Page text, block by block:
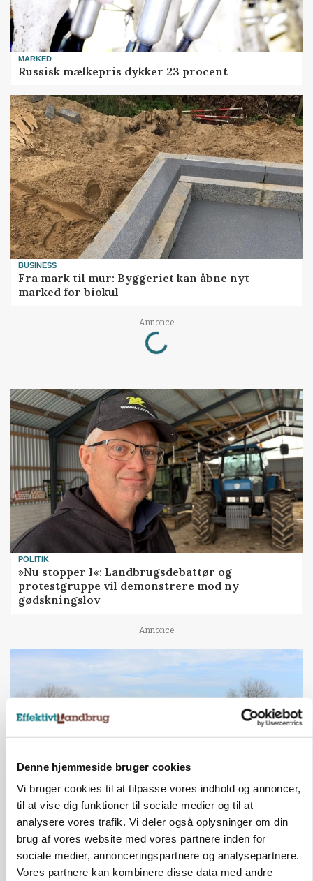
Denne hjemmeside bruger cookies
Vi bruger cookies til at tilpasse vores indhold og annoncer,
til at vise dig funktioner til sociale medier og til at
analysere vores trafik. Vi deler også oplysninger om din
brug af vores website med vores partnere inden for
sociale medier, annonceringspartnere og analysepartnere.
Vores partnere kan kombinere disse data med andre
MARKED
Russisk mælkepris dykker 23 procent
BUSINESS
Fra mark til mur: Byggeriet kan åbne nyt
marked for biokul
Annonce
Loading...
POLITIK
»Nu stopper I«: Landbrugsdebattør og
protestgruppe vil demonstrere mod ny
gødskningslov
Annonce
POLITIK
Folketinget behandler ny gødskningslov: Sådan
kan den ændre din bedrift fra 2027
Annonce